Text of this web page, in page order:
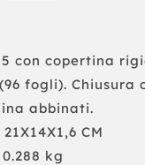
con copertina
fogli). Chiusura
abbinati.
CM
kg